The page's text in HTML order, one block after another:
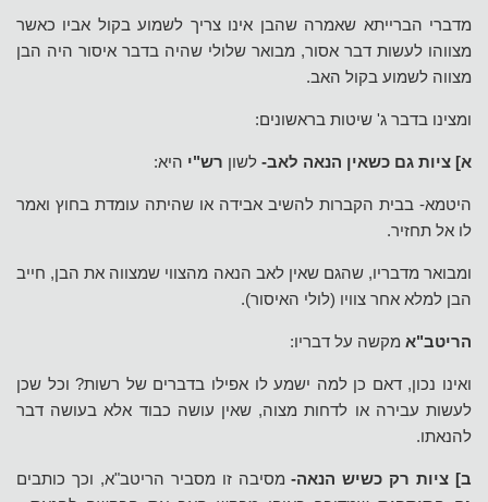
מדברי הברייתא שאמרה שהבן אינו צריך לשמוע בקול אביו כאשר
מצווהו לעשות דבר אסור, מבואר שלולי שהיה בדבר איסור היה הבן
מצווה לשמוע בקול האב.
ומצינו בדבר ג' שיטות בראשונים:
א] ציות גם כשאין הנאה לאב- לשון רש"י היא:
היטמא- בבית הקברות להשיב אבידה או שהיתה עומדת בחוץ ואמר
לו אל תחזיר.
ומבואר מדבריו, שהגם שאין לאב הנאה מהצווי שמצווה את הבן, חייב
הבן למלא אחר צוויו (לולי האיסור).
הריטב"א מקשה על דבריו:
ואינו נכון, דאם כן למה ישמע לו אפילו בדברים של רשות? וכל שכן
לעשות עבירה או לדחות מצוה, שאין עושה כבוד אלא בעושה דבר
להנאתו.
ב] ציות רק כשיש הנאה- מסיבה זו מסביר הריטב"א, וכך כותבים